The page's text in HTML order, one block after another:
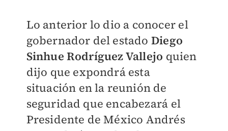
Lo anterior lo dio a conocer el
gobernador del estado Diego
Sinhue Rodríguez Vallejo quien
dijo que expondrá esta
situación en la reunión de
seguridad que encabezará el
Presidente de México Andrés